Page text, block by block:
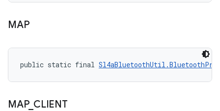
MAP
public static final
MAP_ CLIENT